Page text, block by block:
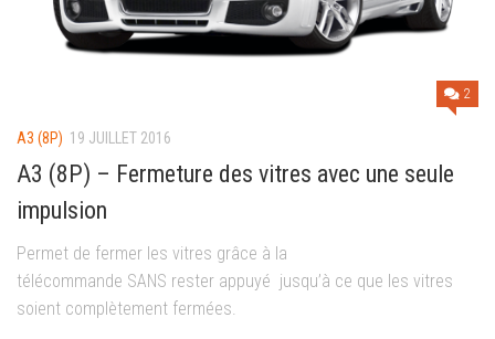
2
A3 (8P) 19 JUILLET 2016
A3 (8P) – Fermeture des vitres avec une seule
impulsion
Permet de fermer les vitres grâce à la
télécommande SANS rester appuyé jusqu’à ce que les vitres
soient complètement fermées.